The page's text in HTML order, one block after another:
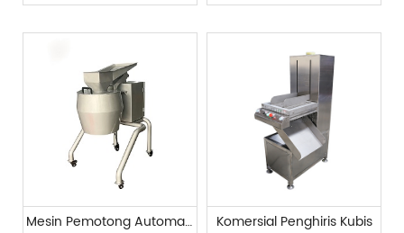
Mesin Pemotong Automatik Sayuran Komersial Penghiris Kubis